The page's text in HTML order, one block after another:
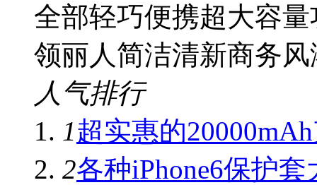
全部轻巧便携超大容量
领丽人简洁清新商务风
人气排行
1超实惠的
2各种iPhone6保护套